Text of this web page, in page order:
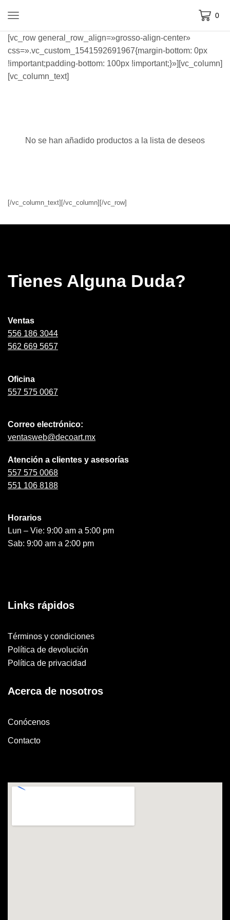
0
[vc_row general_row_align=»grosso-align-center»
css=».vc_custom_1541592691967{margin-bottom: 0px
!important;padding-bottom: 100px !important;}»][vc_column]
[vc_column_text]
No se han añadido productos a la lista de deseos
[/vc_column_text][/vc_column][/vc_row]
Tienes Alguna Duda?
Ventas
556 186 3044
562 669 5657
Oficina
557 575 0067
Correo electrónico:
ventasweb@decoart.mx
Atención a clientes y asesorías
557 575 0068
551 106 8188
Horarios
Lun – Vie: 9:00 am a 5:00 pm
Sab: 9:00 am a 2:00 pm
Links rápidos
Términos y condiciones
Política de devolución
Política de privacidad
Acerca de nosotros
Conócenos
Contacto